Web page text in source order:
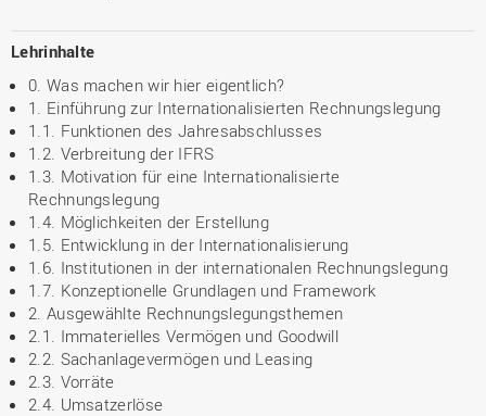
Lehrinhalte
0. Was machen wir hier eigentlich?
1. Einführung zur Internationalisierten Rechnungslegung
1.1. Funktionen des Jahresabschlusses
1.2. Verbreitung der IFRS
1.3. Motivation für eine Internationalisierte
Rechnungslegung
1.4. Möglichkeiten der Erstellung
1.5. Entwicklung in der Internationalisierung
1.6. Institutionen in der internationalen Rechnungslegung
1.7. Konzeptionelle Grundlagen und Framework
2. Ausgewählte Rechnungslegungsthemen
2.1. Immaterielles Vermögen und Goodwill
2.2. Sachanlagevermögen und Leasing
2.3. Vorräte
2.4. Umsatzerlöse